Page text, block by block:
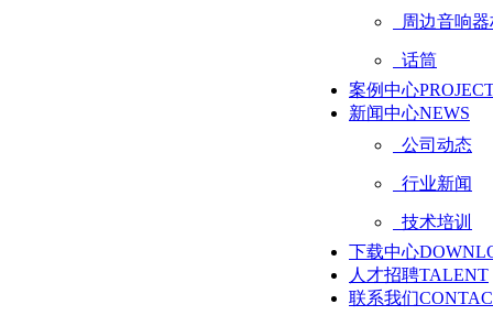
周边音响器
话筒
案例中心
新闻中心NEWS
公司动态
行业新闻
技术培训
下载中心
人才招聘TALENT
联系我们